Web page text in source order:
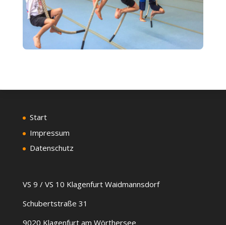
Start
Impressum
Datenschutz
VS 9 / VS 10 Klagenfurt Waidmannsdorf
Schubertstraße 31
9020 Klagenfurt am Wörthersee